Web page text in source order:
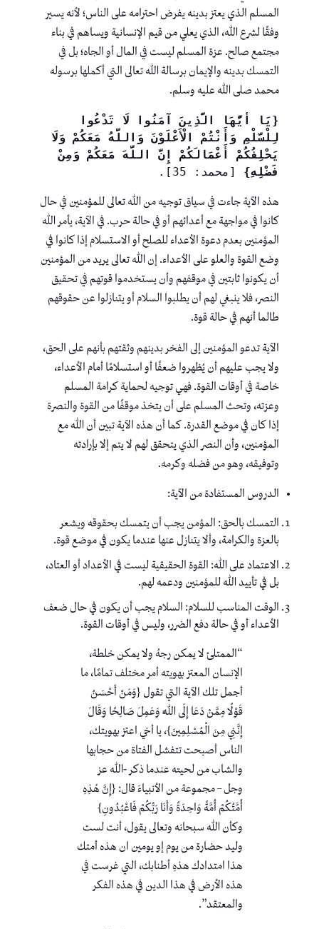
المسلم الذي يعتز بدينه يفرض احترامه على الناس؛ لأنه يسير
وفقًا لشرع الله، الذي يعلي من قيم الإنسانية ويساهم في بناء
مجتمع صالح. عزة المسلم ليست في المال أو الجاه؛ بل في
التمسك بدينه والإيمان برسالة الله تعالى التي أكملها برسوله
محمد صلى الله عليه وسلم.
يَحْلِفُكُمْ أَعْمَالَكُمْ إِنَّ اللَّهَ مَعَكُمْ وَمِنْ
فَضْلِهِ} [محمد: 35].
هذه الآية جاءت في سياق توجيه من الله تعالى للمؤمنين في حال
كانوا في مواجهة مع أعدائهم أو في حالة حرب. في الآية، يأمر الله
المؤمنين بعدم دعوة الأعداء للصلح أو الاستسلام إذا كانوا في
وضع القوة والعلو على الأعداء. إن الله تعالى يريد من المؤمنين
أن يكونوا ثابتين في موقفهم وأن يستخدموا قوتهم في تحقيق
النصر، فلا ينبغي لهم أن يطلبوا السلام أو يتنازلوا عن حقوقهم
طالما أنهم في حالة قوة.
الآية تدعو المؤمنين إلى الفخر بدينهم وثقتهم بأنهم على الحق،
ولا يجب عليهم أن يُظهروا ضعفًا أو استسلامًا أمام الأعداء،
خاصة في أوقات القوة. فهي توجيه لحماية كرامة المسلم
وعزته، وتحث المسلم على أن يتخذ موقفًا من القوة والنصرة
إذا كان في موضع القدرة. كما أن هذه الآية تبين أن الله مع
المؤمنين، وأن النصر الذي يتحقق لهم لا يتم إلا بإرادته
وتوفيقه، وهو من فضله وكرمه.
الدروس المستفادة من الآية:
التمسك بالحق: المؤمن يجب أن يتمسك بحقوقه ويشعر
بالعزة والكرامة، وألا يتنازل عنها عندما يكون في موضع قوة.
الاعتماد على الله: القوة الحقيقية ليست في الأعداد أو العتاد،
بل في تأييد الله للمؤمنين ودعمه لهم.
الوقت المناسب للسلام: السلام يجب أن يكون في حال ضعف
الأعداء أو في حالة دفع الضرر، وليس في أوقات القوة.
“الممتلئ لا يمكن رجهُ ولا يمكن خلطة،
الإنسان المعتز بهويته أمر مختلف تمامًا، ما
أجمل تلك الآية التي تقول {وَمَنْ أَحْسَنُ
قَوْلًا مِمَّنْ دَعَا إِلَى اللَّهِ وَعَمِلَ صَالِحًا وَقَالَ
إِنَّنِي مِنَ الْمُسْلِمِينَ}، يا أخي اعتز بهويتك،
الناس أصبحت تتفشل الفتاة من حجابها
والشاب من لحيته عندما ذكر -الله عز
وجل – مجموعة من الأنبياءَ قال: {إِنَّ هَٰذِهِ
أُمَّتُكُمْ أُمَّةً وَاحِدَةً وَأَنَا رَبُّكُمْ فَاعْبُدُونِ}
وكأن الله سبحانه وتعالى يقول، أنت لست
وليد حضارة من يوم إو يومين ان هذه أمتك
هذا امتدادك هذهِ أطنابك، التي غرست في
هذه الأرض في هذا الدين في هذه الفكر
والمعتقد”.